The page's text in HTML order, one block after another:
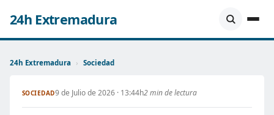
24h Extremadura
24h Extremadura › Sociedad
SOCIEDAD9 de Julio de 2026 · 13:44h2 min de lectura